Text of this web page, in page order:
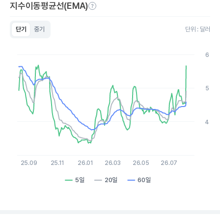
지수이동평균선(EMA)
단기 중기 단위 : 달러
View as data table, Chart
The chart has 1 X axis displaying Time. Data ranges from
The chart has 1 Y axis displaying values. Data ranges from
5일 20일 60일
25.09 25.11 26.01 26.03 26.05 26.07
4
5
6